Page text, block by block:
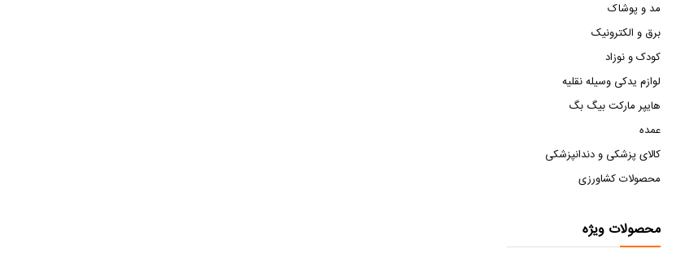
مد و پوشاک
برق و الکترونیک
کودک و نوزاد
لوازم یدکی وسیله نقلیه
هایپر مارکت بیگ بگ
عمده
کالای پزشکی و دندانپزشکی
محصولات کشاورزی
محصولات ویژه